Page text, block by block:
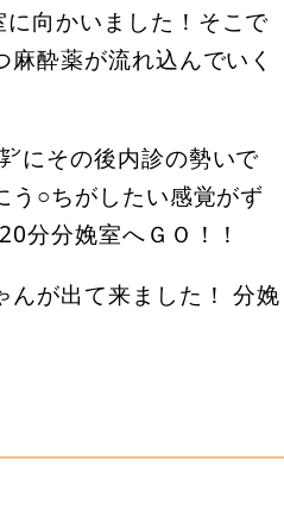
向かいました！そこで
酔薬が流れ込んでいく
にその後内診の勢いで
う○ちがしたい感覚がず
分分娩室へＧＯ！！
が出て来ました！ 分娩